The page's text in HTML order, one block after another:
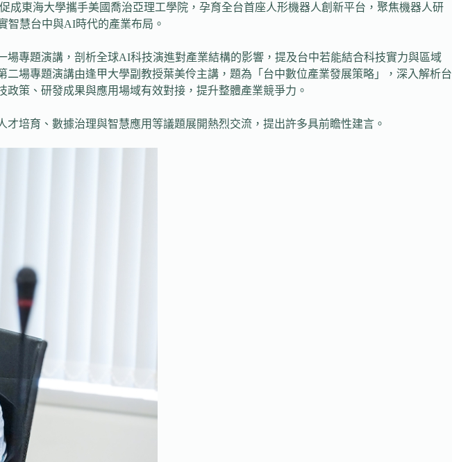
東海大學攜手美國喬治亞理工學院，孕育全台首座人形機器人創新平台，聚焦機器人研
智慧台中與AI時代的產業布局。
專題演講，剖析全球AI科技演進對產業結構的影響，提及台中若能結合科技實力與區域
場專題演講由逢甲大學副教授葉美伶主講，題為「台中數位產業發展策略」，深入解析台
策、研發成果與應用場域有效對接，提升整體產業競爭力。
培育、數據治理與智慧應用等議題展開熱烈交流，提出許多具前瞻性建言。